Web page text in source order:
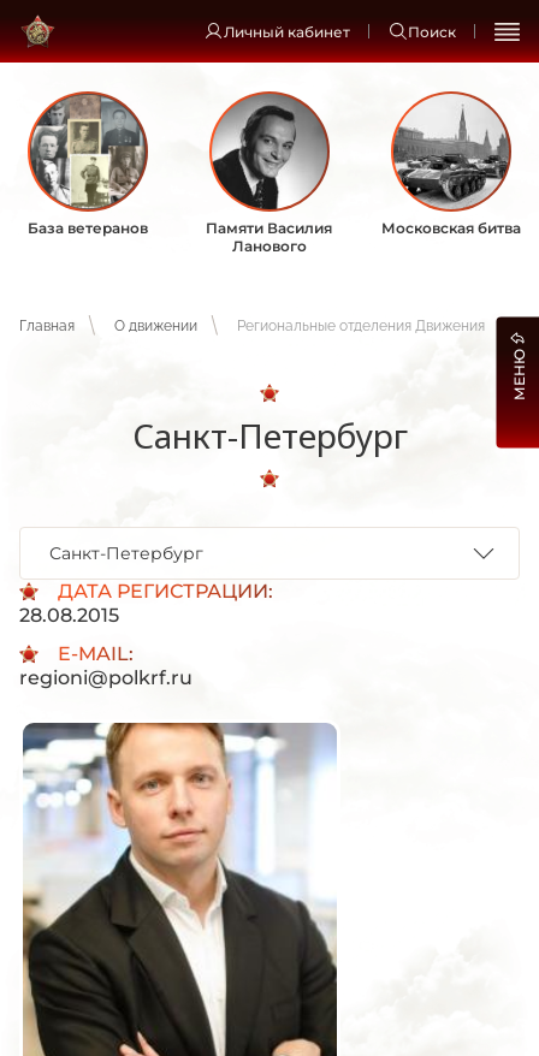
Личный кабинет Поиск
База ветеранов
Памяти Василия
Ланового
Московская битва
Главная О движении Региональные отделения Движения
Санкт-Петербург
ДАТА РЕГИСТРАЦИИ:
28.08.2015
E-MAIL:
regioni@polkrf.ru
Санкт-Петербург
МЕНЮ